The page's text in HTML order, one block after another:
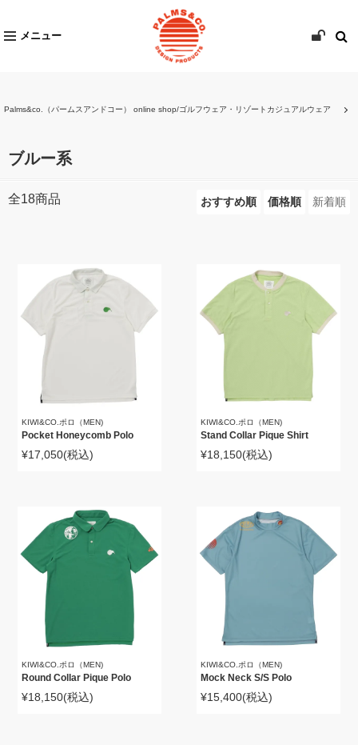
メニュー
Palms&co.（パームスアンドコー） online shop/ゴルフウェア・リゾートカジュアルウェア
ブルー系
全18商品 おすすめ順 価格順 新着順
KIWI&CO.ポロ（MEN)
Pocket Honeycomb Polo
¥17,050(税込)
KIWI&CO.ポロ（MEN)
Stand Collar Pique Shirt
¥18,150(税込)
KIWI&CO.ポロ（MEN)
Round Collar Pique Polo
¥18,150(税込)
KIWI&CO.ポロ（MEN)
Mock Neck S/S Polo
¥15,400(税込)